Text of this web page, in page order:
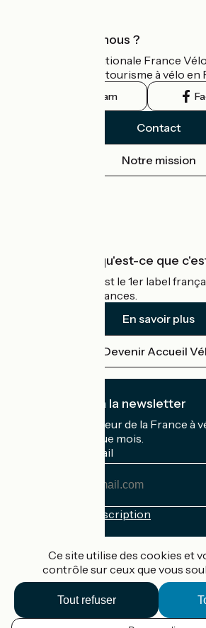
Qui sommes-nous ?
L'association nationale France
guide officiel du tourisme à vélo en
Instagram
Contact
Notre mission
Accueil Vélo qu'est-ce que
Accueil Vélo c'est le 1er label
cyclistes en vacances.
En savoir plus
Devenir Accueil
Je m'abonne à la newsletter
Recevez le meilleur de la France à
boîte mail chaque mois.
Mon adresse mail
Conditions d'inscription
Accueil Vélo Pro
Contact
Ce site utilise des cookies et
contrôle sur ceux que vous
Tout refuser